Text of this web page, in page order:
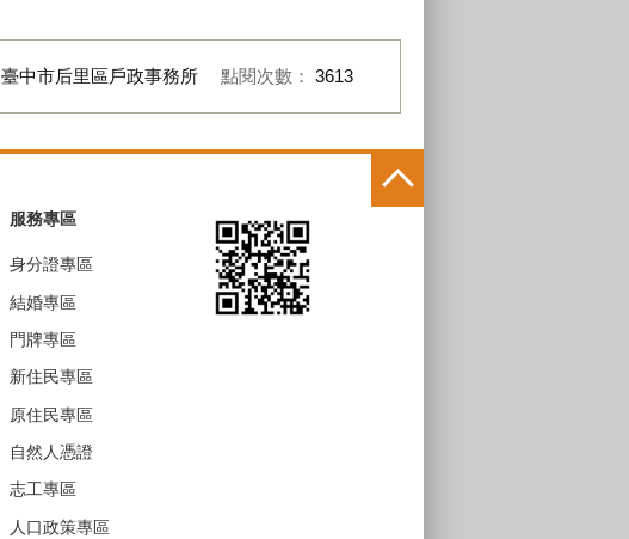
臺中市后里區戶政事務所 點閱次數： 3613
服務專區
身分證專區
結婚專區
門牌專區
新住民專區
原住民專區
自然人憑證
志工專區
人口政策專區